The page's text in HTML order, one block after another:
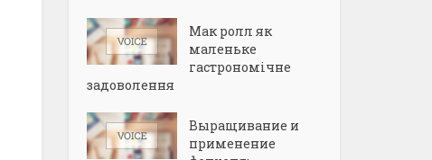
Мак ролл як
маленьке
гастрономічне
задоволення
Выращивание и
применение